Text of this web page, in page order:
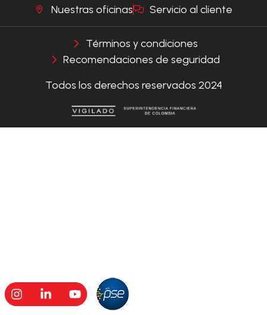
Nuestras oficinas Servicio al cliente
Términos y condiciones
Recomendaciones de seguridad
Todos los derechos reservados 2024